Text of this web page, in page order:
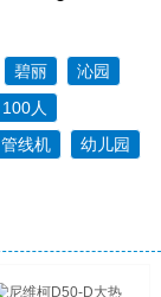
碧丽
沁园
100人
管线机
幼儿园